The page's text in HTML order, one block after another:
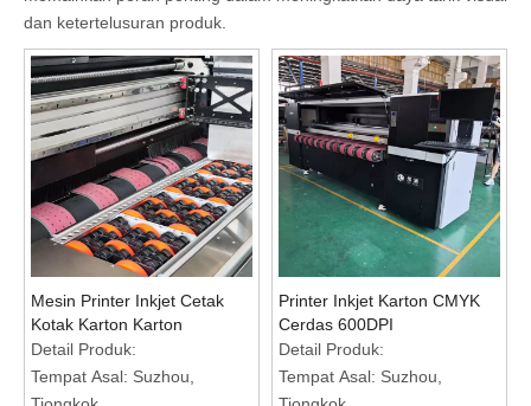
dan ketertelusuran produk.
Mesin Printer Inkjet Cetak
Kotak Karton Karton
Detail Produk:
Tempat Asal: Suzhou,
Printer Inkjet Karton CMYK
Cerdas 600DPI
Detail Produk:
Tempat Asal: Suzhou,